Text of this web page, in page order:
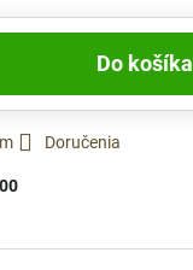
Do košíka
Doručenia